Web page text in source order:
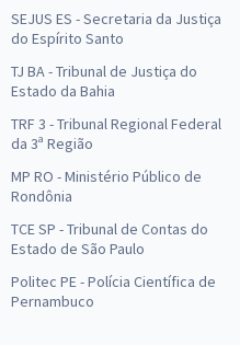
SEJUS ES - Secretaria da Justiça
do Espírito Santo
TJ BA - Tribunal de Justiça do
Estado da Bahia
TRF 3 - Tribunal Regional Federal
da 3ª Região
MP RO - Ministério Público de
Rondônia
TCE SP - Tribunal de Contas do
Estado de São Paulo
Politec PE - Polícia Científica de
Pernambuco